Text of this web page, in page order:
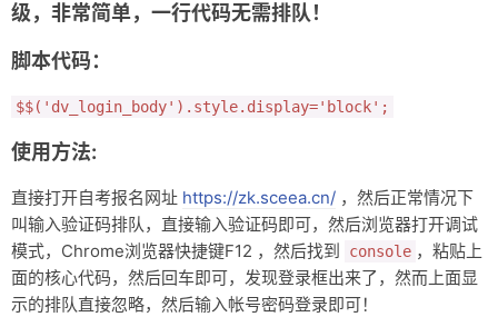
级，非常简单，一行代码无需排队！
脚本代码：
$$('dv_login_body').style.display='block';
使用方法:
直接打开自考报名网址 https://zk.sceea.cn/ ，然后正常情况下
叫输入验证码排队，直接输入验证码即可，然后浏览器打开调试
模式，Chrome浏览器快捷键F12 ，然后找到
console ，粘贴上
面的核心代码，然后回车即可，发现登录框出来了，然而上面显
示的排队直接忽略，然后输入帐号密码登录即可！